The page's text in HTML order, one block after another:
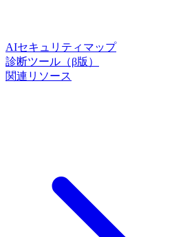
AIセキュリティマップ
診断ツール（β版）
関連リソース